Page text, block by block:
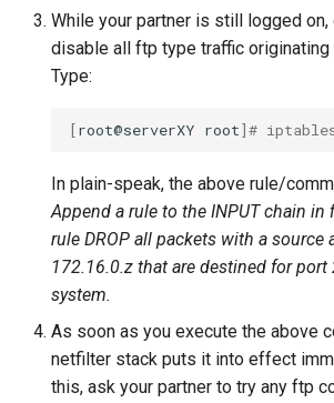
While your partner is still logged on,
disable all ftp type traffic originating
Type:
[root@serverXY root]#
In plain-speak, the above rule/
Append a rule to the INPUT chain in
rule DROP all packets with a source
172.16.0.z that are destined for
system.
As soon as you execute the above
netfilter stack puts it into effect
this, ask your partner to try any ftp